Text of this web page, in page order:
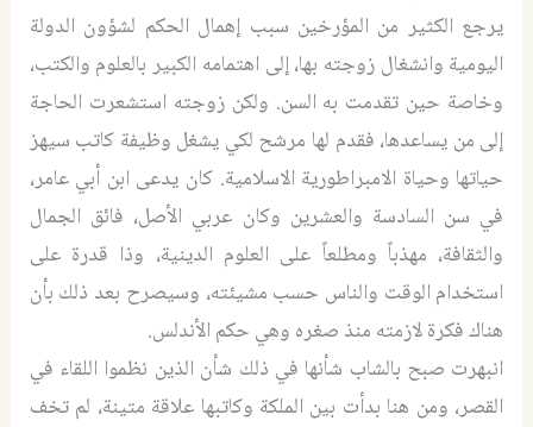
يرجع الكثير من المؤرخين سبب إهمال الحكم لشؤون الدولة
اليومية وانشغال زوجته بها، إلى اهتمامه الكبير بالعلوم والكتب،
وخاصة حين تقدمت به السن. ولكن زوجته استشعرت الحاجة
إلى من يساعدها، فقدم لها مرشح لكي يشغل وظيفة كاتب سيهز
حياتها وحياة الامبراطورية الاسلامية. كان يدعى ابن أبي عامر،
في سن السادسة والعشرين وكان عربي الأصل، فائق الجمال
والثقافة، مهذباً ومطلعاً على العلوم الدينية، وذا قدرة على
استخدام الوقت والناس حسب مشيئته، وسيصرح بعد ذلك بأن
هناك فكرة لازمته منذ صغره وهي حكم الأندلس.
انبهرت صبح بالشاب شأنها في ذلك شأن الذين نظموا اللقاء في
القصر، ومن هنا بدأت بين الملكة وكاتبها علاقة متينة، لم تخف